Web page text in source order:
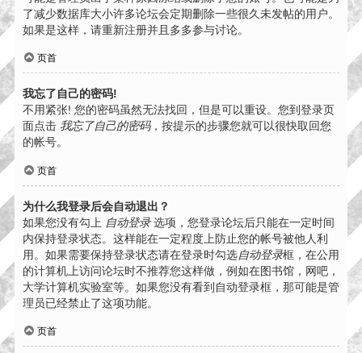
了减少数据库大小许多论坛会定期删除一些很久未发帖的用户。
如果是这样，请重新注册并且多多参与讨论。
页首
我忘了自己的密码!
不用紧张! 您的密码虽然无法找回，但是可以重设。您到登录页
面点击 我忘了自己的密码，按提示的步骤您就可以很快取回您
的帐号。
页首
为什么我登录后会自动退出？
如果您没有勾上 自动登录选项，您登录论坛后只能在一定时间
内保持登录状态。这样能在一定程度上防止您的帐号被他人利
用。如果需要保持登录状态请在登录时勾选自动登录框，在公用
的计算机上访问论坛时不推荐您这样做，例如在图书馆，网吧，
大学计算机实验室等。如果您没有看到自动登录框，那可能是管
理员已经禁止了这项功能。
页首